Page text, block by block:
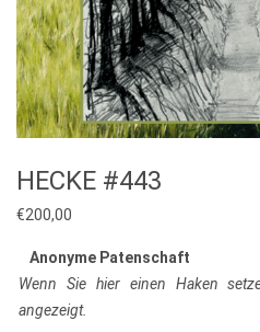
HECKE #443
€200,00
Anonyme Patenschaft
Wenn Sie hier einen Haken
angezeigt.